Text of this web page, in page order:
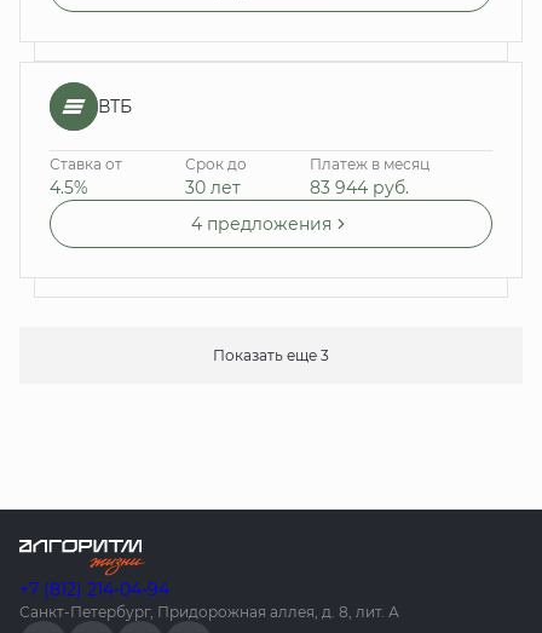
ВТБ
Ставка от
4.5%
Срок до
30 лет
Платеж в месяц
83 944 руб.
4 предложения
Показать еще 3
+7 (812) 214-04-94
Санкт-Петербург, Придорожная аллея, д. 8, лит. А